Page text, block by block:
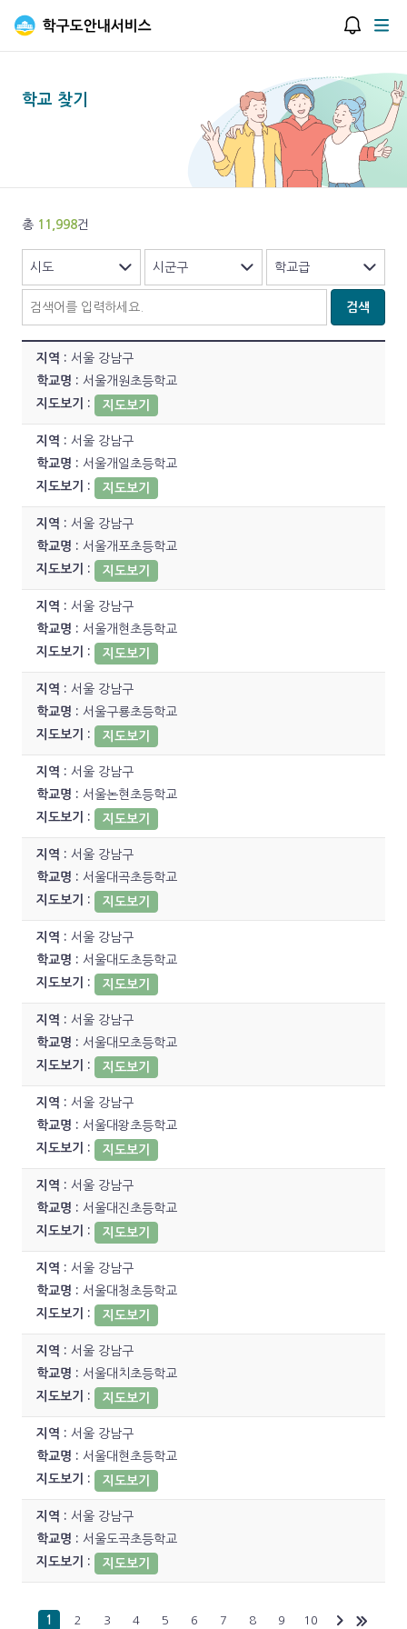
알림창
학교 찾기
총 11,998건
검색
서울 강남구
서울개원초등학교
지도보기
서울 강남구
서울개일초등학교
지도보기
서울 강남구
서울개포초등학교
지도보기
서울 강남구
서울개현초등학교
지도보기
서울 강남구
서울구룡초등학교
지도보기
서울 강남구
서울논현초등학교
지도보기
서울 강남구
서울대곡초등학교
지도보기
서울 강남구
서울대도초등학교
지도보기
서울 강남구
서울대모초등학교
지도보기
서울 강남구
서울대왕초등학교
지도보기
서울 강남구
서울대진초등학교
지도보기
서울 강남구
서울대청초등학교
지도보기
서울 강남구
서울대치초등학교
지도보기
서울 강남구
서울대현초등학교
지도보기
서울 강남구
서울도곡초등학교
지도보기
1 2 3 4 5 6 7 8 9 10 다음